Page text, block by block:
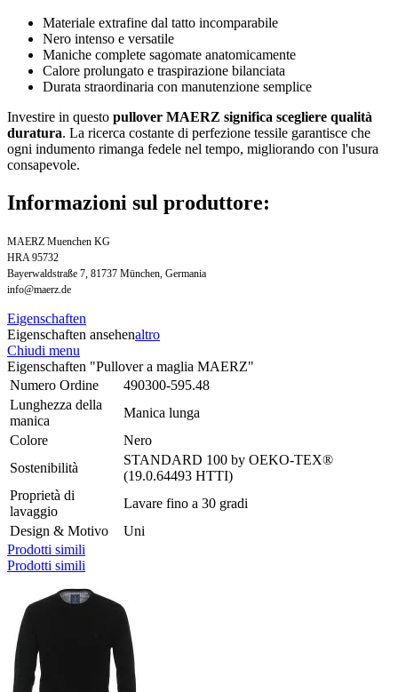
Materiale extrafine dal tatto incomparabile
Nero intenso e versatile
Maniche complete sagomate anatomicamente
Calore prolungato e traspirazione bilanciata
Durata straordinaria con manutenzione semplice
Investire in questo pullover MAERZ significa scegliere qualità
duratura. La ricerca costante di perfezione tessile garantisce che
ogni indumento rimanga fedele nel tempo, migliorando con l'usura
consapevole.
Informazioni sul produttore:
MAERZ Muenchen KG
HRA 95732
Bayerwaldstraße 7, 81737 München, Germania
info@maerz.de
Eigenschaften
Eigenschaften ansehenaltro
Chiudi menu
Eigenschaften "Pullover a maglia MAERZ"
Numero Ordine
490300-595.48
Lunghezza della
manica
Manica lunga
Colore
Nero
Sostenibilità
STANDARD 100 by OEKO-TEX®
(19.0.64493 HTTI)
Proprietà di
lavaggio
Lavare fino a 30 gradi
Design & Motivo
Uni
Prodotti simili
Prodotti simili